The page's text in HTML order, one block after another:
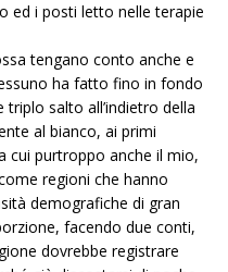
ed i posti letto nelle terapie
tengano conto anche e
ha fatto fino in fondo
salto all’indietro della
al bianco, ai primi
cui purtroppo anche il mio,
regioni che hanno
demografiche di gran
facendo due conti,
dovrebbe registrare